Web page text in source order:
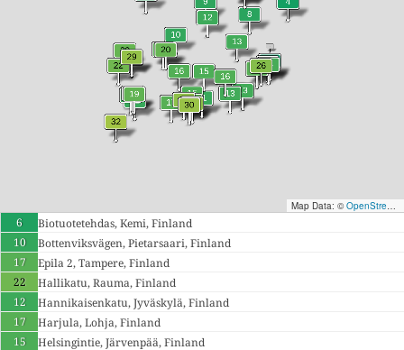
Map Data: © OpenStreetMap contributors
6
Biotuotetehdas, Kemi, Finland
10
Bottenviksvägen, Pietarsaari, Finland
17
Epila 2, Tampere, Finland
22
Hallikatu, Rauma, Finland
12
Hannikaisenkatu, Jyväskylä, Finland
17
Harjula, Lohja, Finland
15
Helsingintie, Järvenpää, Finland